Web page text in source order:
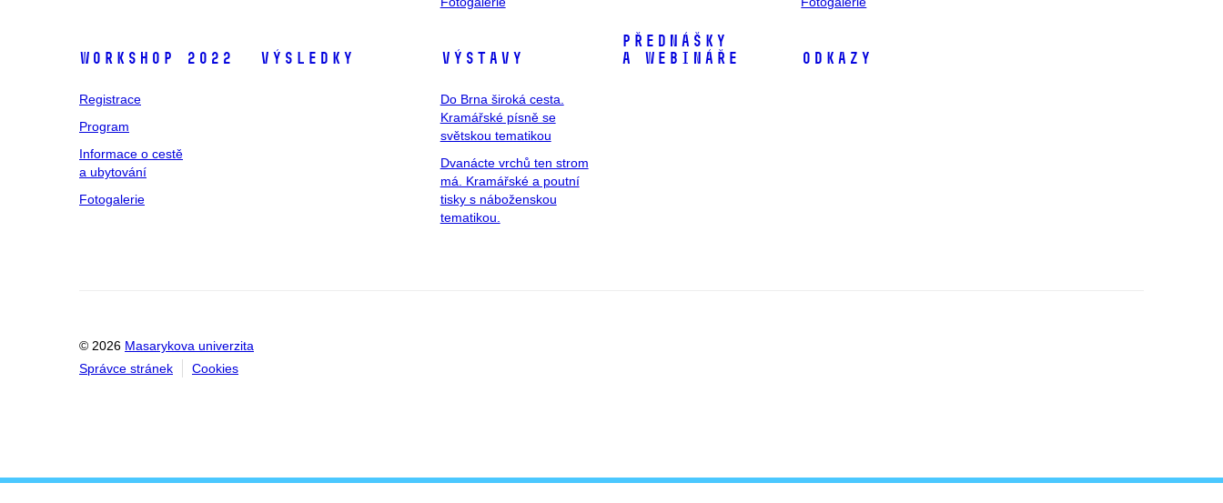
Workshop 2022
Registrace
Program
Informace o cestě
a ubytování
Fotogalerie
Výsledky Výstavy
Do Brna široká cesta.
Kramářské písně se
světskou tematikou
Dvanácte vrchů ten strom
má. Kramářské a poutní
tisky s náboženskou
tematikou.
Přednášky
a webináře
Odkazy
© 2026 Masarykova univerzita
Správce stránek
Cookies